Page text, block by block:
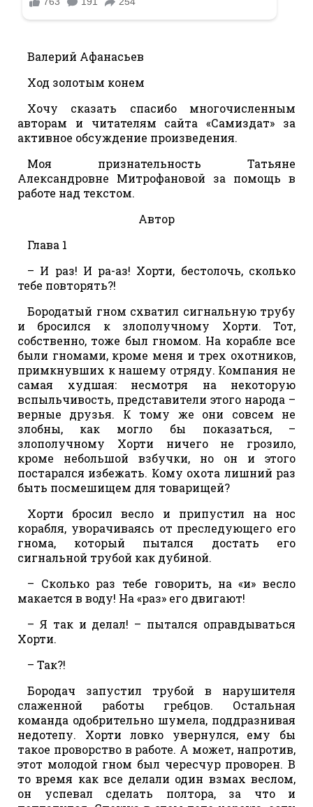
Валерий Афанасьев
Ход золотым конем
Хочу сказать спасибо многочисленным
авторам и читателям сайта «Самиздат» за
активное обсуждение произведения.
Моя признательность Татьяне
Александровне Митрофановой за помощь в
работе над текстом.
Автор
Глава 1
– И раз! И ра-аз! Хорти, бестолочь, сколько
тебе повторять?!
Бородатый гном схватил сигнальную трубу
и бросился к злополучному Хорти. Тот,
собственно, тоже был гномом. На корабле все
были гномами, кроме меня и трех охотников,
примкнувших к нашему отряду. Компания не
самая худшая: несмотря на некоторую
вспыльчивость, представители этого народа –
верные друзья. К тому же они совсем не
злобны, как могло бы показаться, –
злополучному Хорти ничего не грозило,
кроме небольшой взбучки, но он и этого
постарался избежать. Кому охота лишний раз
быть посмешищем для товарищей?
Хорти бросил весло и припустил на нос
корабля, уворачиваясь от преследующего его
гнома, который пытался достать его
сигнальной трубой как дубиной.
– Сколько раз тебе говорить, на «и» весло
макается в воду! На «раз» его двигают!
– Я так и делал! – пытался оправдываться
Хорти.
– Так?!
Бородач запустил трубой в нарушителя
слаженной работы гребцов. Остальная
команда одобрительно шумела, поддразнивая
недотепу. Хорти ловко увернулся, ему бы
такое проворство в работе. А может, напротив,
этот молодой гном был чересчур проворен. В
то время как все делали один взмах веслом,
он успевал сделать полтора, за что и